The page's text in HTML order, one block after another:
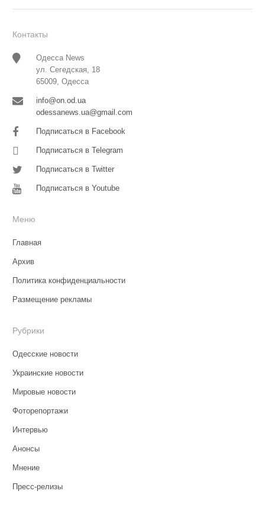
Контакты
Одесса News
ул. Сегедская, 18
65009, Одесса
info@on.od.ua
odessanews.ua@gmail.com
Подписаться в Facebook
Подписаться в Telegram
Подписаться в Twitter
Подписаться в Youtube
Меню
Главная
Архив
Политика конфиденциальности
Размещение рекламы
Рубрики
Одесские новости
Украинские новости
Мировые новости
Фоторепортажи
Интервью
Анонсы
Мнение
Пресс-релизы